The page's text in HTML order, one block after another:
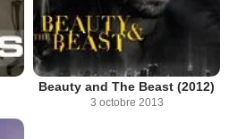
Beauty and The Beast (2012)
3 octobre 2013